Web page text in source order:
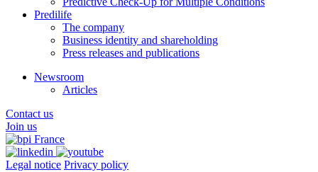
Predilife
The company
Business identity and shareholding
Press releases and publications
Newsroom
Articles
Contact us
Join us
Legal notice Privacy policy